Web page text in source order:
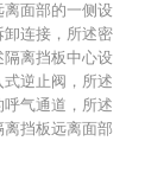
面部的一侧设
连接，所述密
离挡板中心设
逆止阀，所述
气通道，所述
挡板远离面部